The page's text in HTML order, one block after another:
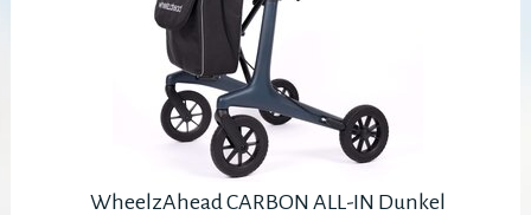
WheelzAhead CARBON ALL-IN Dunkel